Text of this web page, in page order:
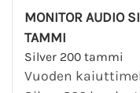
MONITOR AUDIO
TAMMI
Silver 200 tammi
Vuoden